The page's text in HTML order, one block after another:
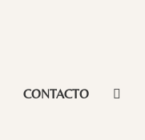
CONTACTO